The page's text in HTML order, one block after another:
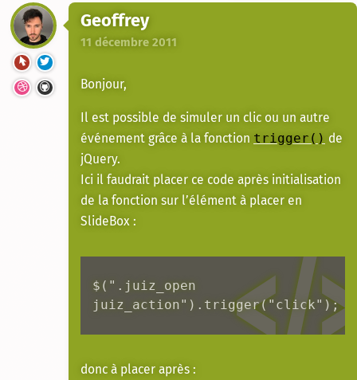
Geoffrey
11 décembre 2011
Bonjour,
Il est possible de simuler un clic ou un autre
événement grâce à la fonction trigger() de
jQuery.
Ici il faudrait placer ce code après initialisation
de la fonction sur l’élément à placer en
SlideBox :
$(".juiz_open
juiz_action").trigger("click");
donc à placer après :